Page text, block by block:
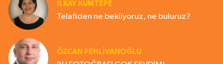
İLKAY KUMTEPE
Telafiden ne bekliyoruz, ne buluruz?
ÖZCAN PEHLİVANOĞLU